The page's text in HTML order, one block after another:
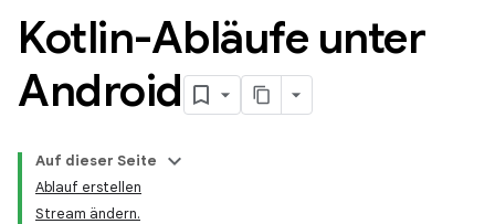
Kotlin-Abläufe unter
Android
Auf dieser Seite
Ablauf erstellen
Stream ändern.